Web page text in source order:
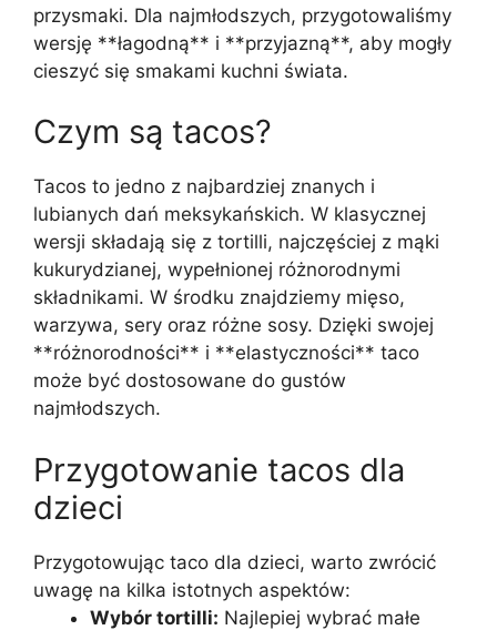
przysmaki. Dla najmłodszych, przygotowaliśmy
wersję **łagodną** i **przyjazną**, aby mogły
cieszyć się smakami kuchni świata.
Czym są tacos?
Tacos to jedno z najbardziej znanych i
lubianych dań meksykańskich. W klasycznej
wersji składają się z tortilli, najczęściej z mąki
kukurydzianej, wypełnionej różnorodnymi
składnikami. W środku znajdziemy mięso,
warzywa, sery oraz różne sosy. Dzięki swojej
**różnorodności** i **elastyczności** taco
może być dostosowane do gustów
najmłodszych.
Przygotowanie tacos dla
dzieci
Przygotowując taco dla dzieci, warto zwrócić
uwagę na kilka istotnych aspektów:
Wybór tortilli: Najlepiej wybrać małe